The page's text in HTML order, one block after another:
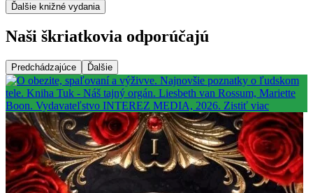
Ďalšie knižné vydania
Naši škriatkovia odporúčajú
Predchádzajúce Ďalšie